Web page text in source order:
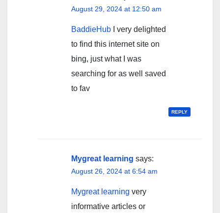
August 29, 2024 at 12:50 am
BaddieHub I very delighted
to find this internet site on
bing, just what I was
searching for as well saved
to fav
REPLY
Mygreat learning says:
August 26, 2024 at 6:54 am
Mygreat learning very
informative articles or